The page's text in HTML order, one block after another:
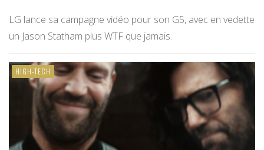
LG lance sa campagne vidéo pour son G5, avec en vedette
un Jason Statham plus WTF que jamais.
HIGH-TECH